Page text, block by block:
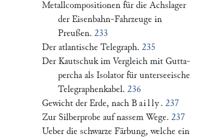
Metallcompositionen für die Achslager
der Eisenbahn-Fahrzeuge in
Preußen. 233
Der atlantische Telegraph. 235
Der Kautschuk im Vergleich mit Gutta-
percha als Isolator für unterseeische
Telegraphenkabel. 236
Gewicht der Erde, nach Bailly. 237
Zur Silberprobe auf nassem Wege. 237
Ueber die schwarze Färbung, welche ein